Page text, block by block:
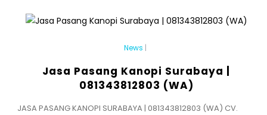
News |
Jasa Pasang Kanopi Surabaya |
081343812803 (WA)
JASA PASANG KANOPI SURABAYA | 081343812803 (WA) CV.